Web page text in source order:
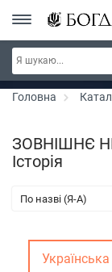
РОЗПРОДАЖ ~ 150
300 грн
Головна
ЗОВНІШНЄ
Історія
По назві (Я-А)